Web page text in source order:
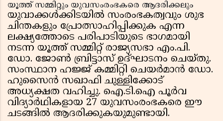
യൂത്ത് സമ്മിറ്റും യുവസംരംഭകരെ ആദരിക്കലും
യുവാക്കൾക്കിടയിൽ സംരംഭകത്വവും ശുഭ
ചിന്തകളും പ്രോത്സാഹിപ്പിക്കുക എന്ന
ലക്ഷ്യത്തോടെ പരിപാടിയുടെ ഭാഗമായി
നടന്ന യൂത്ത് സമ്മിറ്റ് രാജ്യസഭാ എം.പി.
ഡോ. ജോൺ ബ്രിട്ടാസ് ഉദ്ഘാടനം ചെയ്തു.
സംസ്ഥാന ഹജ്ജ് കമ്മിറ്റി ചെയർമാൻ ഡോ.
ഹുസൈൻ സഖാഫി ചുള്ളിക്കോട്
അധ്യക്ഷത വഹിച്ചു. ഐ.ടി.ഐ പൂർവ
വിദ്യാർഥികളായ 27 യുവസംരംഭകരെ ഈ
ചടങ്ങിൽ ആദരിക്കുകയുമുണ്ടായി.